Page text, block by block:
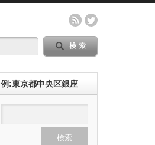
例:東京都中央区銀座